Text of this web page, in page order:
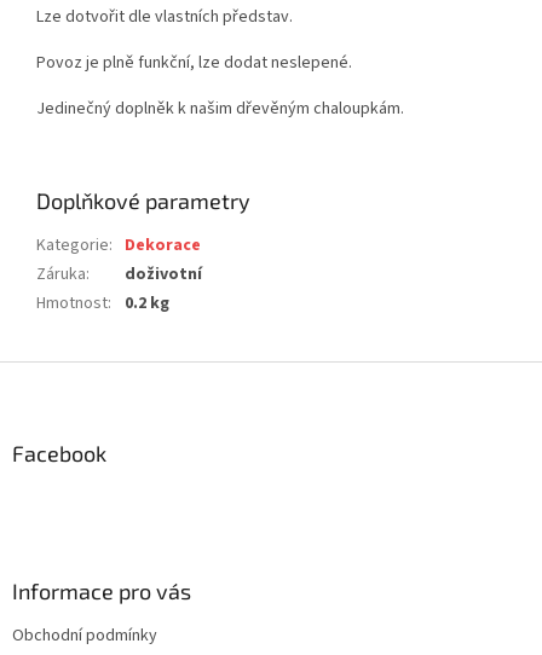
Lze dotvořit dle vlastních představ.
Povoz je plně funkční, lze dodat neslepené.
Jedinečný doplněk k našim dřevěným chaloupkám.
Doplňkové parametry
Kategorie: Dekorace
Záruka:
doživotní
Hmotnost: 0.2 kg
Facebook
Informace pro vás
Obchodní podmínky